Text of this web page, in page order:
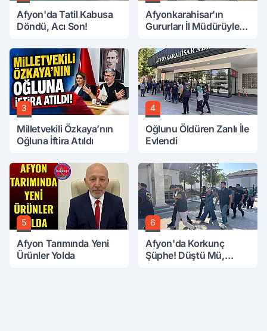
Afyon'da Tatil Kabusa
Döndü, Acı Son!
Afyonkarahisar'ın
Gururları İl Müdürüyle
3
Milletvekili Özkaya’nın
Oğluna İftira Atıldı
4
Oğlunu Öldüren Zanlı İle
Evlendi
5
Afyon Tarımında Yeni
Ürünler Yolda
6
Afyon'da Korkunç
Şüphe! Düştü Mü,